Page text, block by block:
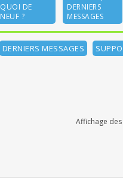
QUOI DE
NEUF ?
DERNIERS
MESSAGES
DERNIERS MESSAGES
Affichage